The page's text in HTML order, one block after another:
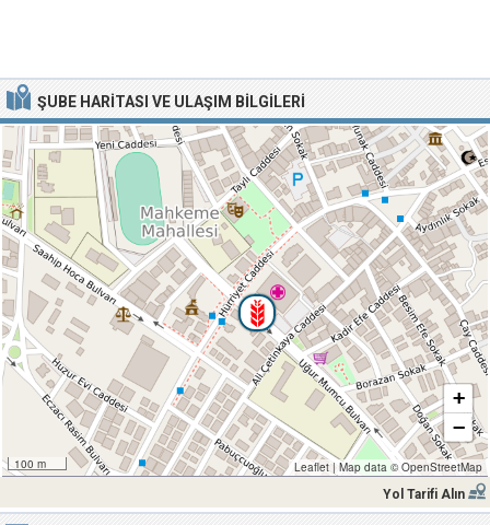
ŞUBE HARITASI VE ULAŞIM BILGILERI
100 m
+
−
Leaflet |Map data ©OpenStreetMap
Yol Tarifi Alın